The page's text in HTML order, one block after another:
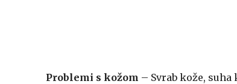
Problemi s kožom – Svrab kože,